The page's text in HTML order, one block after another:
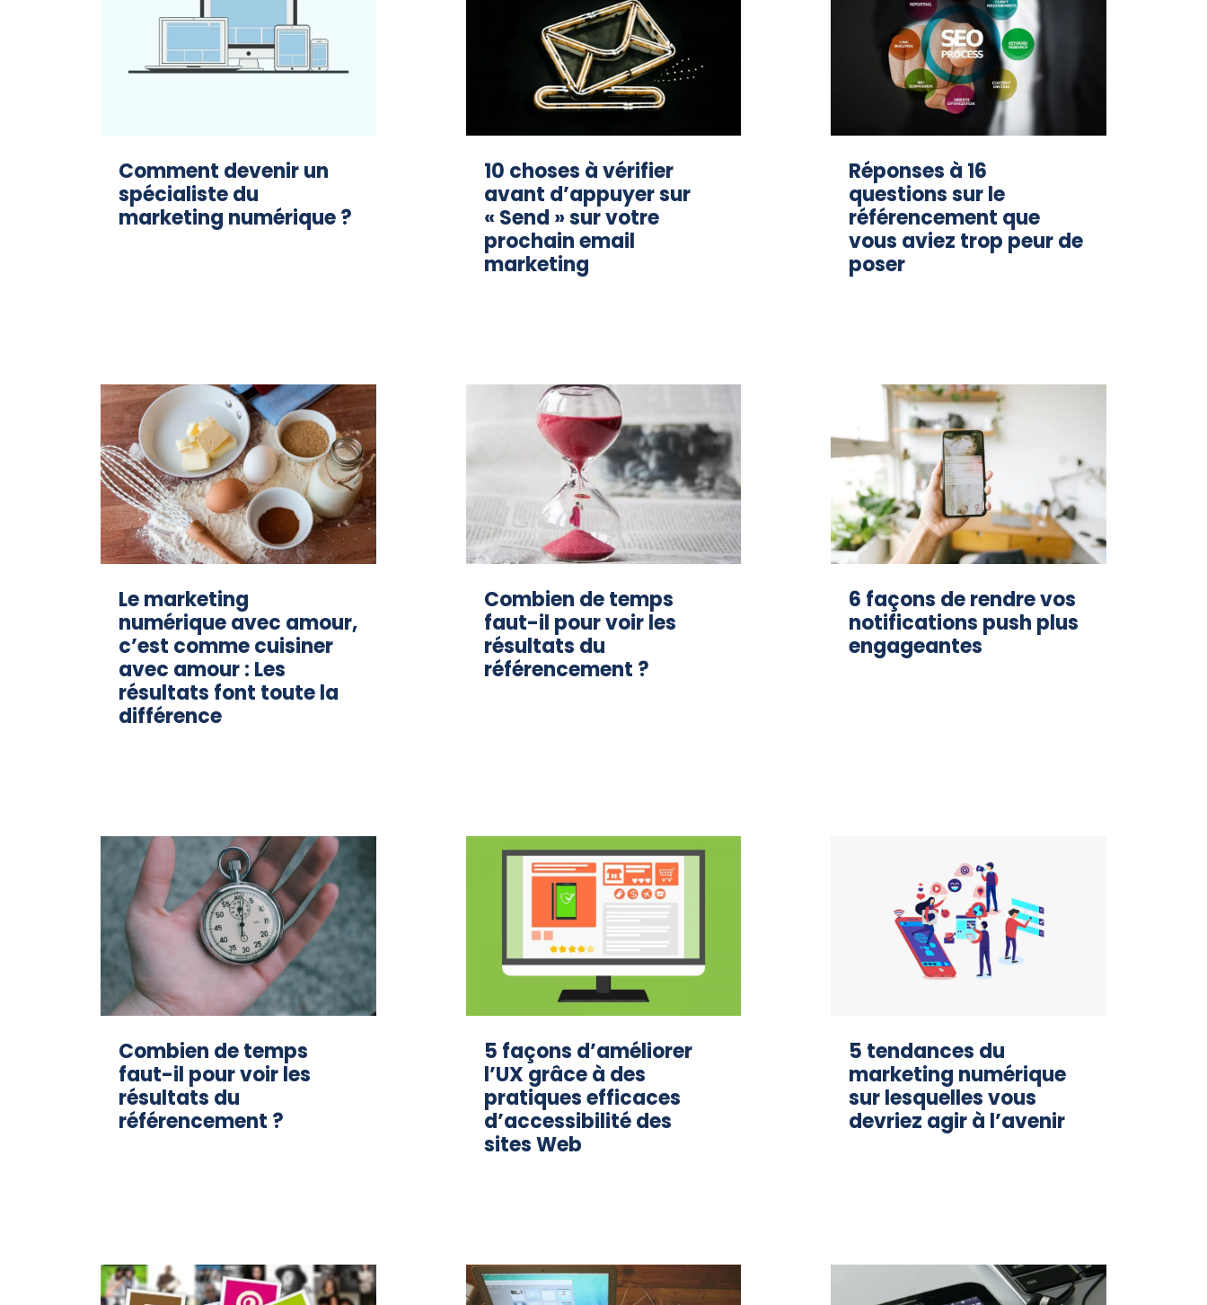
Comment devenir un
spécialiste du
marketing numérique ?
10 choses à vérifier
avant d’appuyer sur
« Send » sur votre
prochain email
marketing
Réponses à 16
questions sur le
référencement que
vous aviez trop peur de
poser
Le marketing
numérique avec amour,
c’est comme cuisiner
avec amour : Les
résultats font toute la
différence
Combien de temps
faut-il pour voir les
résultats du
référencement ?
6 façons de rendre vos
notifications push plus
engageantes
Combien de temps
faut-il pour voir les
résultats du
référencement ?
5 façons d’améliorer
l’UX grâce à des
pratiques efficaces
d’accessibilité des
sites Web
5 tendances du
marketing numérique
sur lesquelles vous
devriez agir à l’avenir